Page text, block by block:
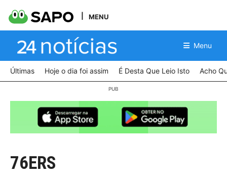
MENU
Menu
Últimas Hoje o dia foi assim É Desta Que Leio Isto Acho
76ERS